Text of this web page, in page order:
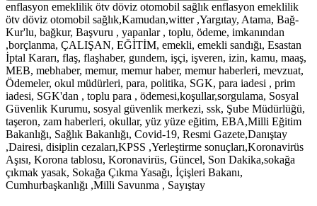
enflasyon emeklilik ötv döviz otomobil sağlık enflasyon emeklilik
ötv döviz otomobil sağlık,Kamudan,witter ,Yargıtay, Atama, Bağ-
Kur'lu, bağkur, Başvuru , yapanlar , toplu, ödeme, imkanından
,borçlanma, ÇALIŞAN, EĞİTİM, emekli, emekli sandığı, Esastan
İptal Kararı, flaş, flaşhaber, gundem, işçi, işveren, izin, kamu, maaş,
MEB, mebhaber, memur, memur haber, memur haberleri, mevzuat,
Ödemeler, okul müdürleri, para, politika, SGK, para iadesi , prim
iadesi, SGK'dan , toplu para , ödemesi,koşullar,sorgulama, Sosyal
Güvenlik Kurumu, sosyal güvenlik merkezi, ssk, Şube Müdürlüğü,
taşeron, zam haberleri, okullar, yüz yüze eğitim, EBA,Milli Eğitim
Bakanlığı, Sağlık Bakanlığı, Covid-19, Resmi Gazete,Danıştay
,Dairesi, disiplin cezaları,KPSS ,Yerleştirme sonuçları,Koronavirüs
Aşısı, Korona tablosu, Koronavirüs, Güncel, Son Dakika,sokağa
çıkmak yasak, Sokağa Çıkma Yasağı, İçişleri Bakanı,
Cumhurbaşkanlığı ,Milli Savunma , Sayıştay